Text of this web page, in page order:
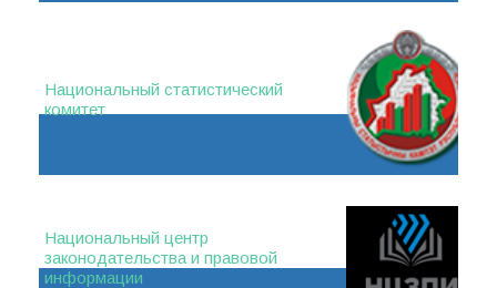
Национальный статистический
комитет
Национальный центр
законодательства и правовой
информации